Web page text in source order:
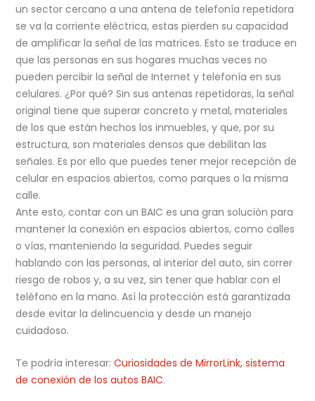
un sector cercano a una antena de telefonía repetidora
se va la corriente eléctrica, estas pierden su capacidad
de amplificar la señal de las matrices. Esto se traduce en
que las personas en sus hogares muchas veces no
pueden percibir la señal de Internet y telefonía en sus
celulares. ¿Por qué? Sin sus antenas repetidoras, la señal
original tiene que superar concreto y metal, materiales
de los que están hechos los inmuebles, y que, por su
estructura, son materiales densos que debilitan las
señales. Es por ello que puedes tener mejor recepción de
celular en espacios abiertos, como parques o la misma
calle.
Ante esto, contar con un BAIC es una gran solución para
mantener la conexión en espacios abiertos, como calles
o vías, manteniendo la seguridad. Puedes seguir
hablando con las personas, al interior del auto, sin correr
riesgo de robos y, a su vez, sin tener que hablar con el
teléfono en la mano. Así la protección está garantizada
desde evitar la delincuencia y desde un manejo
cuidadoso.
Te podría interesar:Curiosidades de MirrorLink, sistema
de conexión de los autos BAIC.